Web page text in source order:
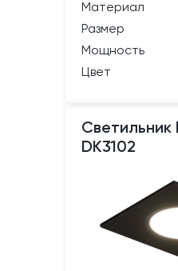
Материал
Размер
Мощность
Цвет
Светильник
DK3102